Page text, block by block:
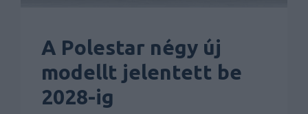
A Polestar négy új
modellt jelentett be
2028-ig